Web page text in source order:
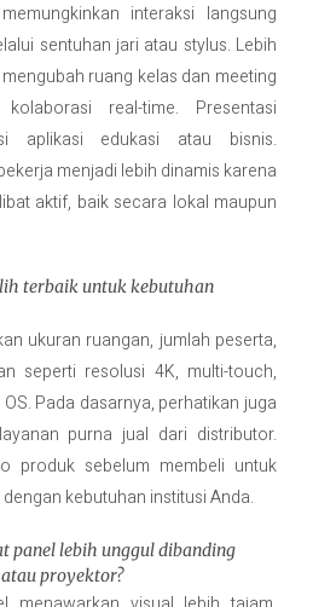
interaksi langsung
sentuhan jari atau stylus. Lebih
ruang kelas dan meeting
real-time. Presentasi
aplikasi edukasi atau bisnis.
menjadi lebih dinamis karena
aktif, baik secara lokal maupun
terbaik untuk kebutuhan
ukuran ruangan, jumlah peserta,
seperti resolusi 4K, multi-touch,
Pada dasarnya, perhatikan juga
purna jual dari distributor.
produk sebelum membeli untuk
kebutuhan institusi Anda.
panel lebih unggul dibanding
proyektor?